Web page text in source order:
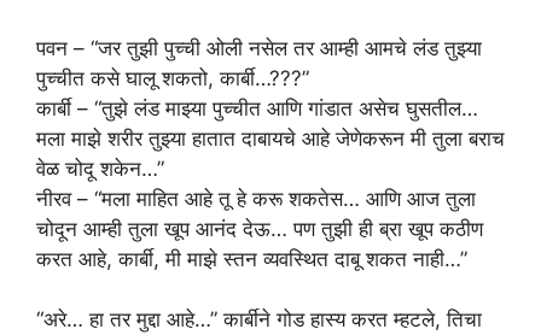
पवन – “जर तुझी पुच्ची ओली नसेल तर आम्ही आमचे लंड तुझ्या
पुच्चीत कसे घालू शकतो, कार्बी…???”
कार्बी – “तुझे लंड माझ्या पुच्चीत आणि गांडात असेच घुसतील…
मला माझे शरीर तुझ्या हातात दाबायचे आहे जेणेकरून मी तुला बराच
वेळ चोदू शकेन…”
नीरव – “मला माहित आहे तू हे करू शकतेस… आणि आज तुला
चोदून आम्ही तुला खूप आनंद देऊ… पण तुझी ही ब्रा खूप कठीण
करत आहे, कार्बी, मी माझे स्तन व्यवस्थित दाबू शकत नाही…”
“अरे… हा तर मुद्दा आहे…” कार्बीने गोड हास्य करत म्हटले, तिचा